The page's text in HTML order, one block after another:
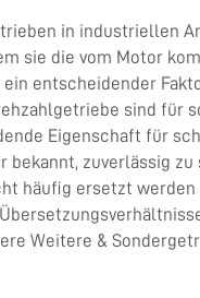
in industriellen
sie die vom Motor
entscheidender
sind für
Eigenschaft für
bekannt, zuverlässig
häufig ersetzt
Weitere &